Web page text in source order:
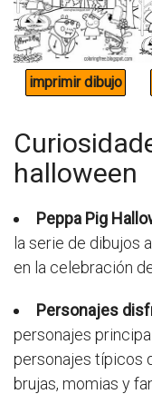
halloween
Peppa Pig
la serie de dibujos
en la celebración
Personajes
personajes
personajes típicos
brujas, momias y